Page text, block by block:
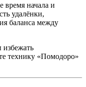
время начала и
удалёнки,
баланса между
технику «Помодоро»